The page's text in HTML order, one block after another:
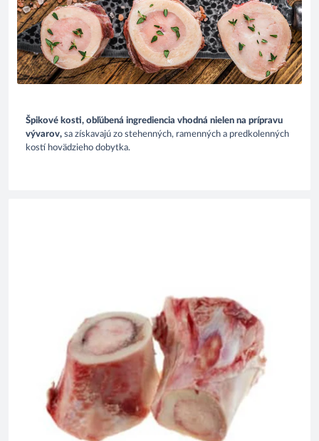
Špikové kosti, obľúbená ingrediencia vhodná nielen na prípravu
vývarov, sa získavajú zo stehenných, ramenných a predkolenných
kostí hovädzieho dobytka.